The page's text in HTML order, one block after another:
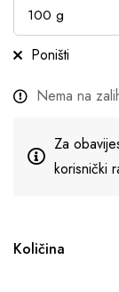
Poništi
Nema na
Za
korisnički
Količina